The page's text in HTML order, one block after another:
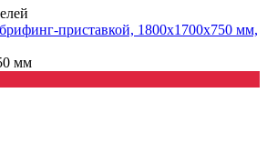
приставкой, 1800х1700х750 мм,
мм